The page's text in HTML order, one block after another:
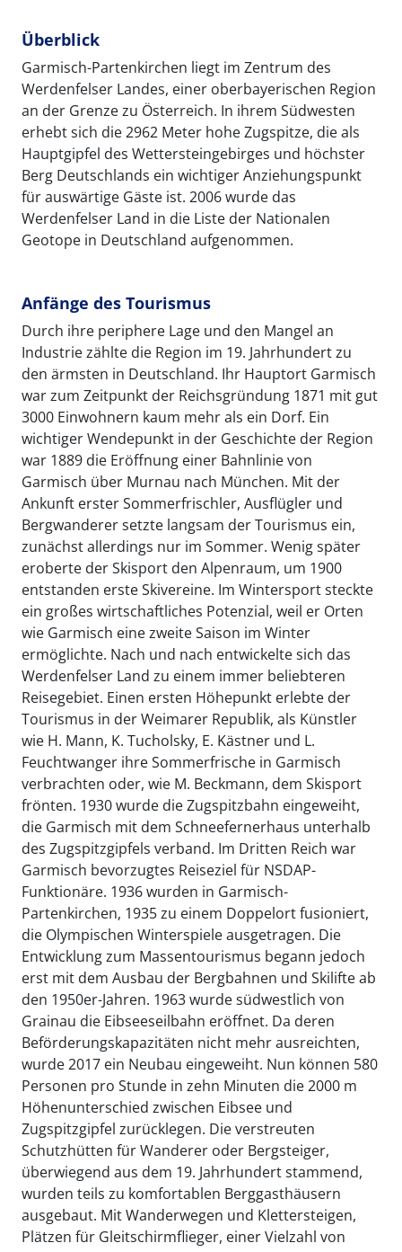
Überblick
Garmisch-Partenkirchen liegt im Zentrum des
Werdenfelser Landes, einer oberbayerischen Region
an der Grenze zu Österreich. In ihrem Südwesten
erhebt sich die 2962 Meter hohe Zugspitze, die als
Hauptgipfel des Wettersteingebirges und höchster
Berg Deutschlands ein wichtiger Anziehungspunkt
für auswärtige Gäste ist. 2006 wurde das
Werdenfelser Land in die Liste der Nationalen
Geotope in Deutschland aufgenommen.
Anfänge des Tourismus
Durch ihre periphere Lage und den Mangel an
Industrie zählte die Region im 19. Jahrhundert zu
den ärmsten in Deutschland. Ihr Hauptort Garmisch
war zum Zeitpunkt der Reichsgründung 1871 mit gut
3000 Einwohnern kaum mehr als ein Dorf. Ein
wichtiger Wendepunkt in der Geschichte der Region
war 1889 die Eröffnung einer Bahnlinie von
Garmisch über Murnau nach München. Mit der
Ankunft erster Sommerfrischler, Ausflügler und
Bergwanderer setzte langsam der Tourismus ein,
zunächst allerdings nur im Sommer. Wenig später
eroberte der Skisport den Alpenraum, um 1900
entstanden erste Skivereine. Im Wintersport steckte
ein großes wirtschaftliches Potenzial, weil er Orten
wie Garmisch eine zweite Saison im Winter
ermöglichte. Nach und nach entwickelte sich das
Werdenfelser Land zu einem immer beliebteren
Reisegebiet. Einen ersten Höhepunkt erlebte der
Tourismus in der Weimarer Republik, als Künstler
wie H. Mann, K. Tucholsky, E. Kästner und L.
Feuchtwanger ihre Sommerfrische in Garmisch
verbrachten oder, wie M. Beckmann, dem Skisport
frönten. 1930 wurde die Zugspitzbahn eingeweiht,
die Garmisch mit dem Schneefernerhaus unterhalb
des Zugspitzgipfels verband. Im Dritten Reich war
Garmisch bevorzugtes Reiseziel für NSDAP-
Funktionäre. 1936 wurden in Garmisch-
Partenkirchen, 1935 zu einem Doppelort fusioniert,
die Olympischen Winterspiele ausgetragen. Die
Entwicklung zum Massentourismus begann jedoch
erst mit dem Ausbau der Bergbahnen und Skilifte ab
den 1950er-Jahren. 1963 wurde südwestlich von
Grainau die Eibseeseilbahn eröffnet. Da deren
Beförderungskapazitäten nicht mehr ausreichten,
wurde 2017 ein Neubau eingeweiht. Nun können 580
Personen pro Stunde in zehn Minuten die 2000 m
Höhenunterschied zwischen Eibsee und
Zugspitzgipfel zurücklegen. Die verstreuten
Schutzhütten für Wanderer oder Bergsteiger,
überwiegend aus dem 19. Jahrhundert stammend,
wurden teils zu komfortablen Berggasthäusern
ausgebaut. Mit Wanderwegen und Klettersteigen,
Plätzen für Gleitschirmflieger, einer Vielzahl von